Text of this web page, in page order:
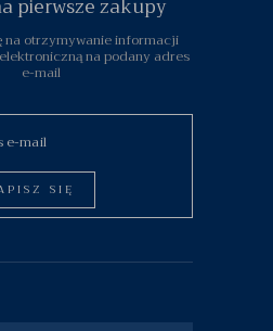
pierwsze zakupy
na otrzymywanie informacji
na podany adres
e-mail
SIĘ